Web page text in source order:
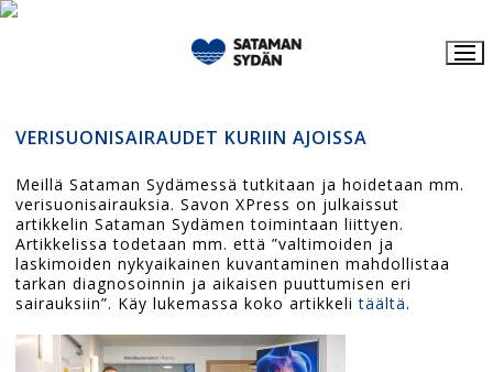
VERISUONISAIRAUDET KURIIN AJOISSA
Meillä Sataman Sydämessä tutkitaan ja hoidetaan mm.
verisuonisairauksia. Savon XPress on julkaissut
artikkelin Sataman Sydämen toimintaan liittyen.
Artikkelissa todetaan mm. että ”valtimoiden ja
laskimoiden nykyaikainen kuvantaminen mahdollistaa
tarkan diagnosoinnin ja aikaisen puuttumisen eri
sairauksiin”. Käy lukemassa koko artikkelitäältä.